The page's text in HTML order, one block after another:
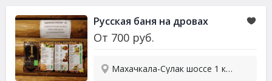
Русская баня на дровах
От 700 руб.
Махачкала-Сулак шоссе 1 км, 1/4